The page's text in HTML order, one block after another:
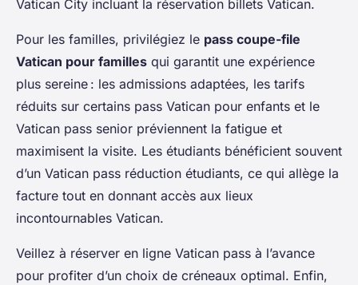
Vatican City incluant la réservation billets Vatican.
Pour les familles, privilégiez le pass coupe-file
Vatican pour familles qui garantit une expérience
plus sereine : les admissions adaptées, les tarifs
réduits sur certains pass Vatican pour enfants et le
Vatican pass senior préviennent la fatigue et
maximisent la visite. Les étudiants bénéficient souvent
d’un Vatican pass réduction étudiants, ce qui allège la
facture tout en donnant accès aux lieux
incontournables Vatican.
Veillez à réserver en ligne Vatican pass à l’avance
pour profiter d’un choix de créneaux optimal. Enfin,